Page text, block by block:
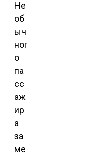
Не
об
ыч
ног
о
па
сс
аж
ир
а
за
ме